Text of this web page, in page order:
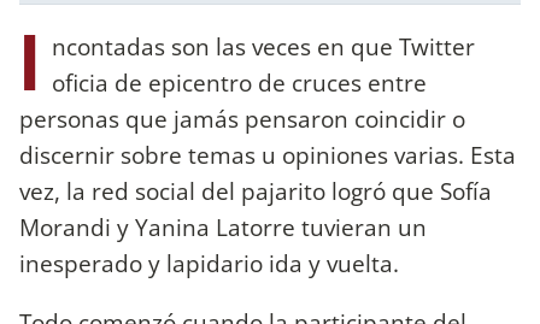
I ncontadas son las veces en que Twitter
oficia de epicentro de cruces entre
personas que jamás pensaron coincidir o
discernir sobre temas u opiniones varias. Esta
vez, la red social del pajarito logró que Sofía
Morandi y Yanina Latorre tuvieran un
inesperado y lapidario ida y vuelta.